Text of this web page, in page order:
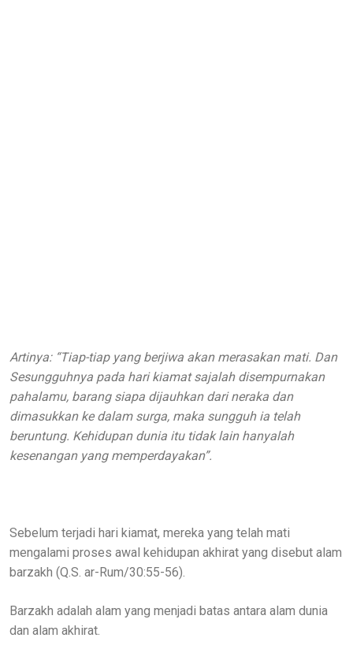
Artinya: “Tiap-tiap yang berjiwa akan merasakan mati. Dan
Sesungguhnya pada hari kiamat sajalah disempurnakan
pahalamu, barang siapa dijauhkan dari neraka dan
dimasukkan ke dalam surga, maka sungguh ia telah
beruntung. Kehidupan dunia itu tidak lain hanyalah
kesenangan yang memperdayakan”.
Sebelum terjadi hari kiamat, mereka yang telah mati
mengalami proses awal kehidupan akhirat yang disebut alam
barzakh (Q.S. ar-Rum/30:55-56).
Barzakh adalah alam yang menjadi batas antara alam dunia
dan alam akhirat.